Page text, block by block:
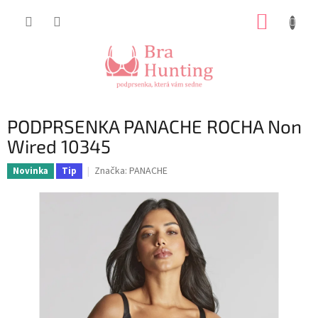
PODPRSENKA PANACHE ROCHA Non
Wired 10345
Novinka Tip Značka: PANACHE